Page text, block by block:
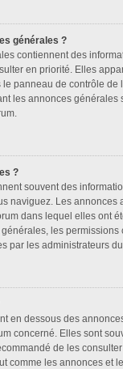
générales ?
contiennent des
en priorité. Elles
panneau de contrôle de
les annonces générales
?
souvent des
naviguez. Les annonces
dans lequel elles ont
les permissions
par les administrateurs
en dessous des
concerné. Elles sont
de les
comme les annonces et